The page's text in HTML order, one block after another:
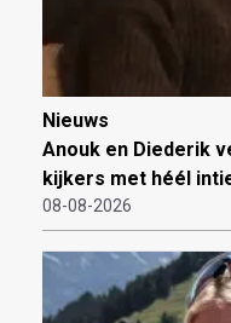
Nieuws
Anouk en Diederik
kijkers met héél
08-08-2026